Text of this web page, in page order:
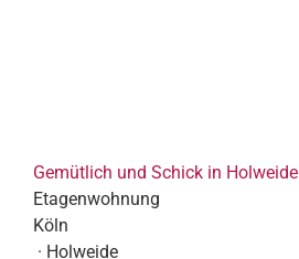
Gemütlich und Schick in Holweide
Etagenwohnung
Köln
· Holweide